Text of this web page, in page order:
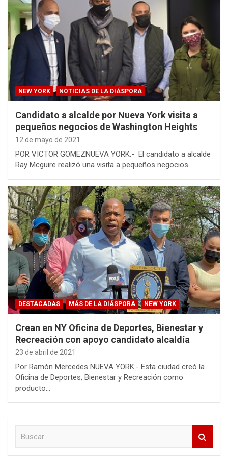
NEW YORK NOTICIAS DE LA DIÁSPORA
Candidato a alcalde por Nueva York visita a
pequeños negocios de Washington Heights
12 de mayo de 2021
POR VICTOR GOMEZNUEVA YORK.- ​ El candidato a alcalde
Ray Mcguire realizó una visita a pequeños negocios…
DESTACADAS MÁS DE LA DIÁSPORA NEW YORK
Crean en NY Oficina de Deportes, Bienestar y
Recreación con apoyo candidato alcaldía
23 de abril de 2021
Por Ramón Mercedes NUEVA YORK.- Esta ciudad creó la
Oficina de Deportes, Bienestar y Recreación como
producto…